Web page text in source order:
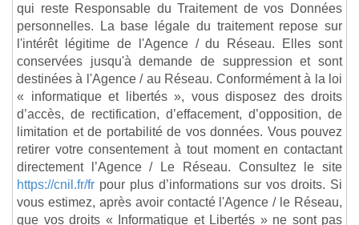
qui reste Responsable du Traitement de vos Données
personnelles. La base légale du traitement repose sur
l'intérêt légitime de l'Agence / du Réseau. Elles sont
conservées jusqu'à demande de suppression et sont
destinées à l'Agence / au Réseau. Conformément à la loi
« informatique et libertés », vous disposez des droits
d’accès, de rectification, d’effacement, d’opposition, de
limitation et de portabilité de vos données. Vous pouvez
retirer votre consentement à tout moment en contactant
directement l’Agence / Le Réseau. Consultez le site
https://cnil.fr/fr pour plus d’informations sur vos droits. Si
vous estimez, après avoir contacté l'Agence / le Réseau,
que vos droits « Informatique et Libertés » ne sont pas